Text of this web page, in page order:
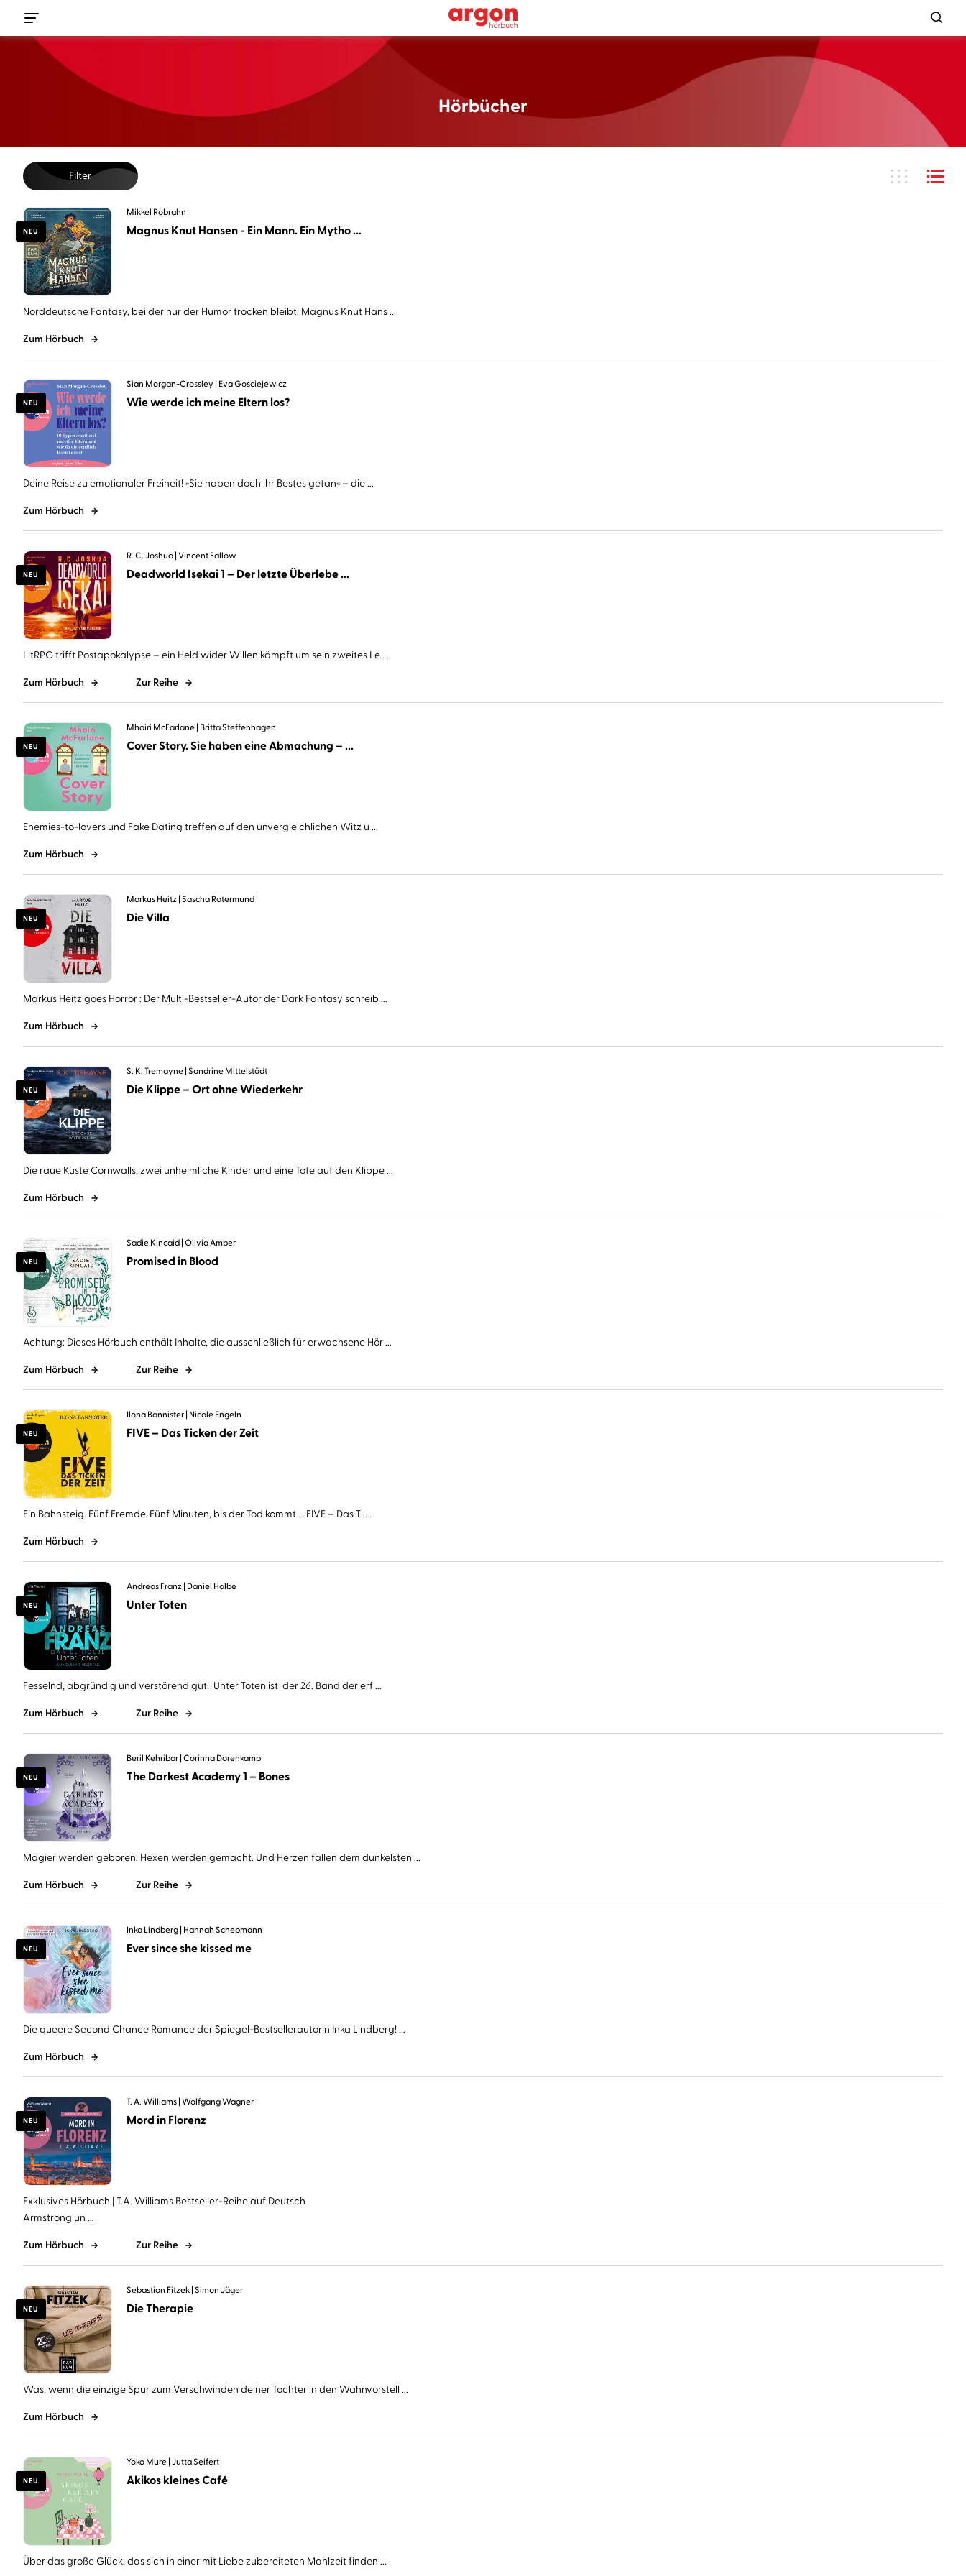
Hörbücher
Filter
NEU
Mikkel Robrahn
Magnus Knut Hansen - Ein Mann. Ein Mytho ...
Norddeutsche Fantasy, bei der nur der Humor trocken bleibt. Magnus Knut Hans ...
Zum Hörbuch
NEU
Sian Morgan-Crossley Eva Gosciejewicz
Wie werde ich meine Eltern los?
Deine Reise zu emotionaler Freiheit! »Sie haben doch ihr Bestes getan« – die ...
Zum Hörbuch
NEU
R. C. Joshua Vincent Fallow
Deadworld Isekai 1 – Der letzte Überlebe ...
LitRPG trifft Postapokalypse – ein Held wider Willen kämpft um sein zweites Le ...
Zum Hörbuch Zur Reihe
NEU
Mhairi McFarlane Britta Steffenhagen
Cover Story. Sie haben eine Abmachung – ...
Enemies-to-lovers und Fake Dating treffen auf den unvergleichlichen Witz u ...
Zum Hörbuch
NEU
Markus Heitz Sascha Rotermund
Die Villa
Markus Heitz goes Horror : Der Multi-Bestseller-Autor der Dark Fantasy schreib ...
Zum Hörbuch
NEU
S. K. Tremayne Sandrine Mittelstädt
Die Klippe – Ort ohne Wiederkehr
Die raue Küste Cornwalls, zwei unheimliche Kinder und eine Tote auf den Klippe ...
Zum Hörbuch
NEU
Sadie Kincaid Olivia Amber
Promised in Blood
Achtung: Dieses Hörbuch enthält Inhalte, die ausschließlich für erwachsene Hör ...
Zum Hörbuch Zur Reihe
NEU
Ilona Bannister Nicole Engeln
FIVE – Das Ticken der Zeit
Ein Bahnsteig. Fünf Fremde. Fünf Minuten, bis der Tod kommt … FIVE – Das Ti ...
Zum Hörbuch
NEU
Andreas Franz Daniel Holbe
Unter Toten
Fesselnd, abgründig und verstörend gut! Unter Toten ist der 26. Band der erf ...
Zum Hörbuch Zur Reihe
NEU
Beril Kehribar Corinna Dorenkamp
The Darkest Academy 1 – Bones
Magier werden geboren. Hexen werden gemacht. Und Herzen fallen dem dunkelsten ...
Zum Hörbuch Zur Reihe
NEU
Inka Lindberg Hannah Schepmann
Ever since she kissed me
Die queere Second Chance Romance der Spiegel-Bestsellerautorin Inka Lindberg! ...
Zum Hörbuch
NEU
T. A. Williams Wolfgang Wagner
Mord in Florenz
Exklusives Hörbuch | T.A. Williams Bestseller-Reihe auf Deutsch
Armstrong un ...
Zum Hörbuch Zur Reihe
NEU
Sebastian Fitzek Simon Jäger
Die Therapie
Was, wenn die einzige Spur zum Verschwinden deiner Tochter in den Wahnvorstell ...
Zum Hörbuch
NEU
Yoko Mure Jutta Seifert
Akikos kleines Café
Über das große Glück, das sich in einer mit Liebe zubereiteten Mahlzeit finden ...